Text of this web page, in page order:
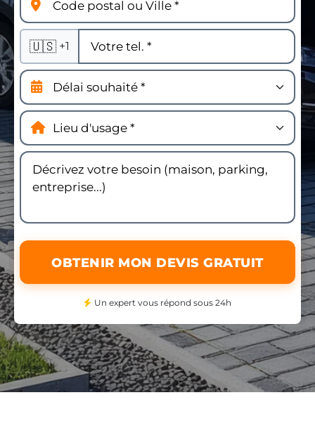
🇺🇸 +1
OBTENIR MON DEVIS GRATUIT
Un expert vous répond sous 24h